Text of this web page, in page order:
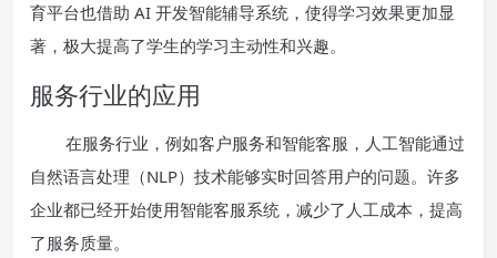
育平台也借助 AI 开发智能辅导系统，使得学习效果更加显
著，极大提高了学生的学习主动性和兴趣。
服务行业的应用
在服务行业，例如客户服务和智能客服，人工智能通过
自然语言处理（NLP）技术能够实时回答用户的问题。许多
企业都已经开始使用智能客服系统，减少了人工成本，提高
了服务质量。